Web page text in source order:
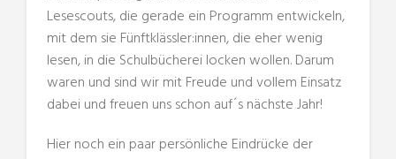
Lesescouts, die gerade ein Programm entwickeln,
mit dem sie Fünftklässler:innen, die eher wenig
lesen, in die Schulbücherei locken wollen. Darum
waren und sind wir mit Freude und vollem Einsatz
dabei und freuen uns schon auf´s nächste Jahr!
Hier noch ein paar persönliche Eindrücke der